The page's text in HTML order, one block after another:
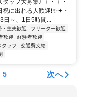
ッフ大募集♪ ＋・＋・
に出れる人歓迎❗✨✦・
～、1日5時間...
・主夫歓迎
フリーター歓迎
歓迎
経験者歓迎
タッフ
交通費支給
5 次へ